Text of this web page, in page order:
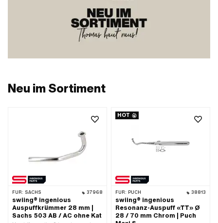
Neu im Sortiment
FÜR: SACHS 37968
swiing® ingenious
Auspuffkrümmer 28 mm |
Sachs 503 AB / AC ohne Kat
HOT
FÜR: PUCH 38813
swiing® ingenious
Resonanz-Auspuff «TT» Ø
28 / 70 mm Chrom | Puch